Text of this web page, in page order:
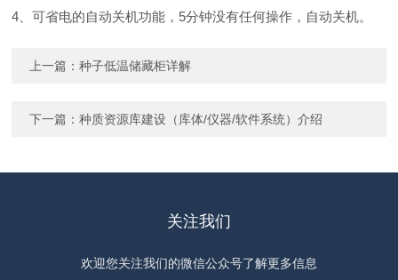
4 、可省电的自动关机功能， 5分钟没有任何操作，自动关机。
上一篇：种子低温储藏柜详解
下一篇：种质资源库建设（库体/仪器/软件系统）介绍
关注我们
欢迎您关注我们的微信公众号了解更多信息